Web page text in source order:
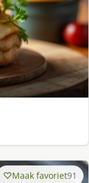
Maak favoriet91